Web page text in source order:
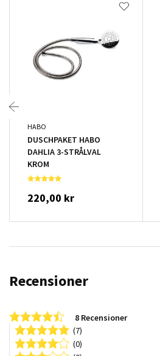
HABO
DUSCHPAKET HABO
DAHLIA 3-STRÅLVAL
KROM
220,00 kr
Recensioner
4.6 star rating
8 Recensioner
(7)
(0)